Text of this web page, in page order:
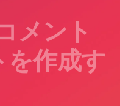
メント
を作成す